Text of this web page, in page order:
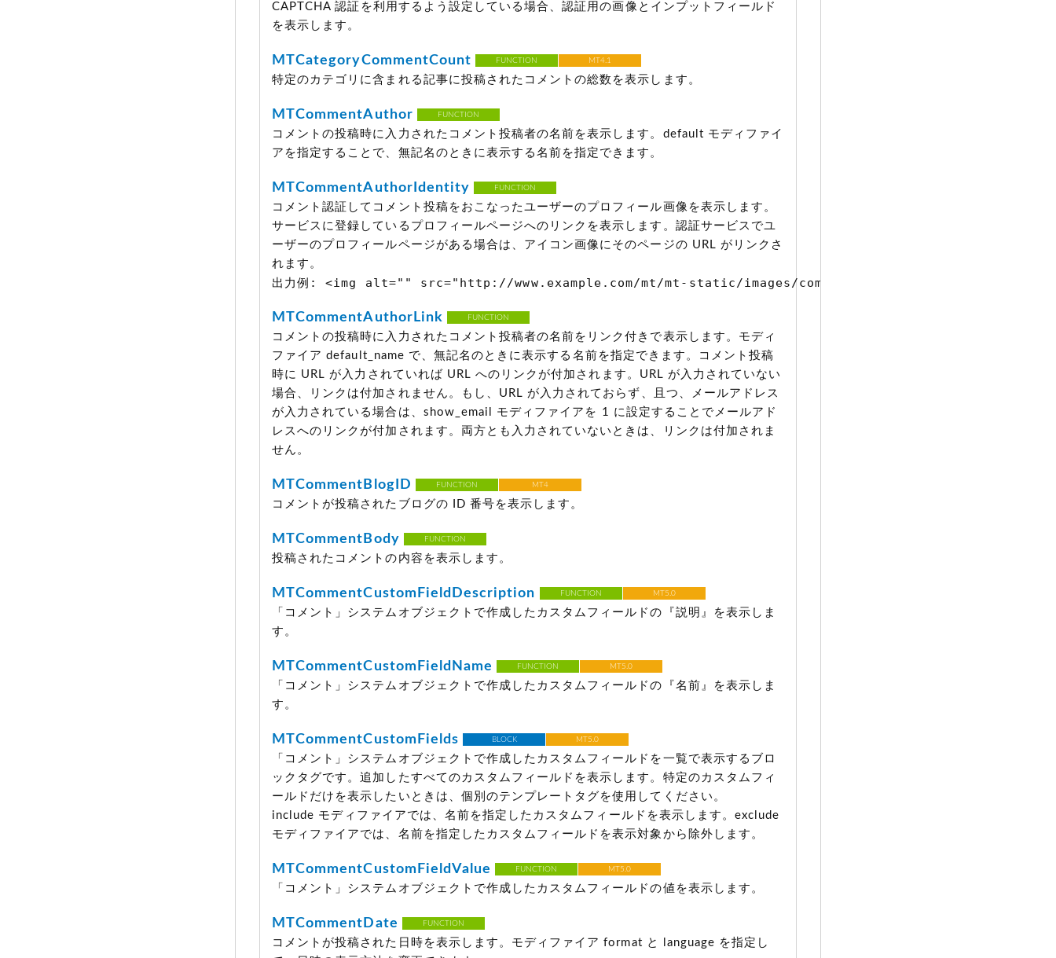
CAPTCHA 認証を利用するよう設定している場合、認証用の画像とインプットフィールド
を表示します。
MTCategoryCommentCount FUNCTION MT4.1
特定のカテゴリに含まれる記事に投稿されたコメントの総数を表示します。
MTCommentAuthor FUNCTION
コメントの投稿時に入力されたコメント投稿者の名前を表示します。default モディファイ
アを指定することで、無記名のときに表示する名前を指定できます。
MTCommentAuthorIdentity FUNCTION
コメント認証してコメント投稿をおこなったユーザーのプロフィール画像を表示します。
サービスに登録しているプロフィールページへのリンクを表示します。認証サービスでユ
ーザーのプロフィールページがある場合は、アイコン画像にそのページの URL がリンクさ
れます。
出力例: <img alt="" src="http://www.example.com/mt/mt-static/images/comment/mt_logo.png"
MTCommentAuthorLink FUNCTION
コメントの投稿時に入力されたコメント投稿者の名前をリンク付きで表示します。モディ
ファイア default_name で、無記名のときに表示する名前を指定できます。コメント投稿
時に URL が入力されていれば URL へのリンクが付加されます。URL が入力されていない
場合、リンクは付加されません。もし、URL が入力されておらず、且つ、メールアドレス
が入力されている場合は、show_email モディファイアを 1 に設定することでメールアド
レスへのリンクが付加されます。両方とも入力されていないときは、リンクは付加されま
せん。
MTCommentBlogID FUNCTION MT4
コメントが投稿されたブログの ID 番号を表示します。
MTCommentBody FUNCTION
投稿されたコメントの内容を表示します。
MTCommentCustomFieldDescription FUNCTION MT5.0
「コメント」システムオブジェクトで作成したカスタムフィールドの『説明』を表示しま
す。
MTCommentCustomFieldName FUNCTION MT5.0
「コメント」システムオブジェクトで作成したカスタムフィールドの『名前』を表示しま
す。
MTCommentCustomFields BLOCK MT5.0
「コメント」システムオブジェクトで作成したカスタムフィールドを一覧で表示するブロ
ックタグです。追加したすべてのカスタムフィールドを表示します。特定のカスタムフィ
ールドだけを表示したいときは、個別のテンプレートタグを使用してください。
include モディファイアでは、名前を指定したカスタムフィールドを表示します。exclude
モディファイアでは、名前を指定したカスタムフィールドを表示対象から除外します。
MTCommentCustomFieldValue FUNCTION MT5.0
「コメント」システムオブジェクトで作成したカスタムフィールドの値を表示します。
MTCommentDate FUNCTION
コメントが投稿された日時を表示します。モディファイア format と language を指定し